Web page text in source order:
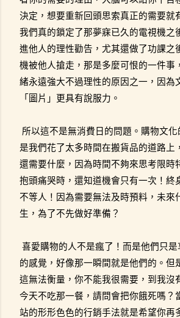
決定，想要重新回頭思索真正的需要就
我們真的鎖定了那夢寐已久的電視機之
進他人的理性勸告，尤其還做了功課之
機被他人搶走，那是多麼可恨的一件事
緒永遠強大不過理性的原因之一，因為
「圖片」更具有說服力。
所以這不是無消費日的問題。購物文
是我們花了太多時間在搬貨品的道路上
還需要什麼，因為時間不夠來思考限時
抱頭痛哭時，還知道機會只有一次！終
不等人！因為需要無法及時預料，未來
生，為了不先做好準備？
喜愛購物的人不是瘋了！而是他們只
的感覺，好像那一瞬間就是他們的。但
這無法衡量，你不能我很需要，到我沒
今天不吃那一餐，請問會把你餓死嗎？
站的形形色色的行銷手法就是希望你再